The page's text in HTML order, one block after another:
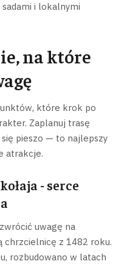
i lokalnymi
na które
które krok po
Zaplanuj trasę
się pieszo — to najlepszy
atrakcje.
- serce
uwagę na
chrzcielnicę z 1482 roku.
rozbudowano w latach